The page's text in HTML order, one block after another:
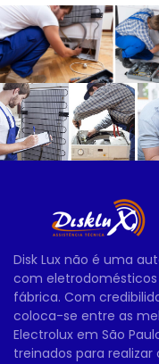
Disk Lux não é uma
com
fábrica. Com
coloca-se entre as
Electrolux em São
treinados para